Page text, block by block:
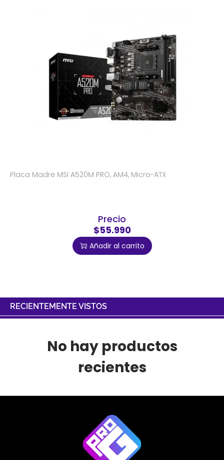
Placa Madre MSI A520M PRO, AM4, Micro-ATX
Precio
$55.990
Añadir al carrito
RECIENTEMENTE VISTOS
No hay productos
recientes